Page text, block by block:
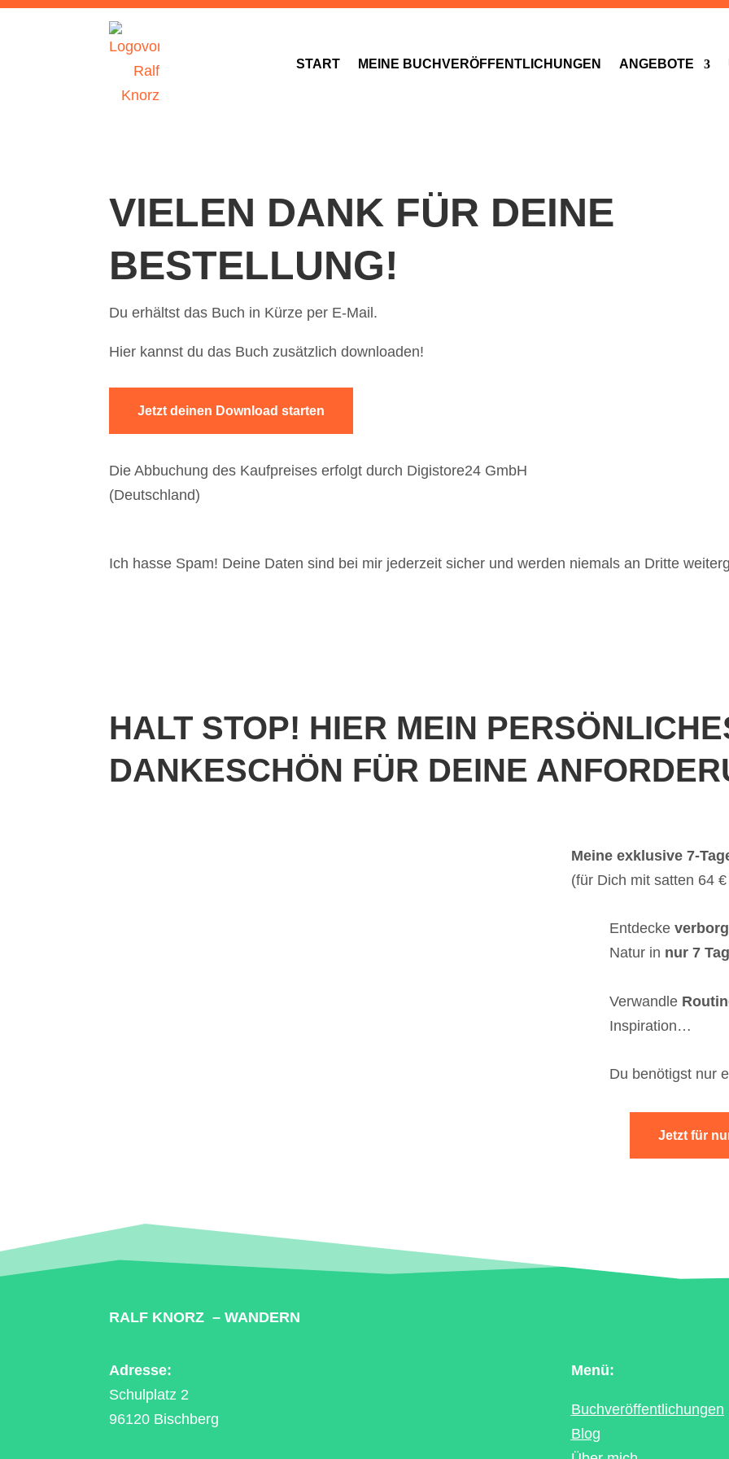
START MEINE BUCHVERÖFFENTLICHUNGEN ANGEBOTE
VIELEN DANK FÜR DEINE
BESTELLUNG!
Du erhältst das Buch in Kürze per E-Mail.
Hier kannst du das Buch zusätzlich downloaden!
Jetzt deinen Download starten
Die Abbuchung des Kaufpreises erfolgt durch Digistore24 GmbH
(Deutschland)
Ich hasse Spam! Deine Daten sind bei mir jederzeit sicher und werden niemals an Dritte
HALT STOP! HIER MEIN
DANKESCHÖN FÜR DEINE
Meine exklusive 7-
(für Dich mit satten 64
Entdecke
Natur in nur 7
Verwandle
Inspiration…
Du benötigst nur
Jetzt für
RALF KNORZ – WANDERN
Adresse:
Schulplatz 2
96120 Bischberg
Menü:
Buchveröffentlichungen
Blog